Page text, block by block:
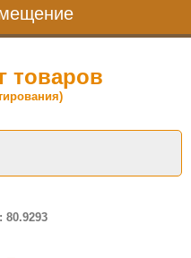
товаров
80.9293